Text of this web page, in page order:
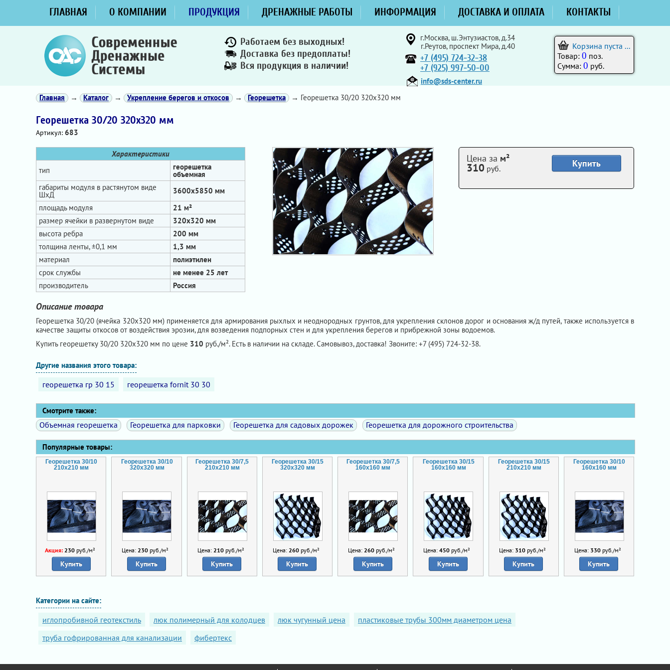
ГЛАВНАЯ О КОМПАНИИ ПРОДУКЦИЯ ДРЕНАЖНЫЕ РАБОТЫ ИНФОРМАЦИЯ ДОСТАВКА И ОПЛАТА КОНТАКТЫ
Работаем без выходных!
Доставка без предоплаты!
Вся продукция в наличии!
г.Москва, ш.Энтузиастов, д.34
г.Реутов, проспект Мира, д.40
+7 (495) 724-32-38
+7 (925) 997-50-00
info@sds-center.ru
Корзина пуста ...
Товар: 0 поз.
Сумма: 0 руб.
Главная → Каталог → Укрепление берегов и откосов → Георешетка → Георешетка 30/20 320x320 мм
Георешетка 30/20 320x320 мм
Артикул: 683
Характеристики
тип
георешетка
объемная
габариты модуля в растянутом виде
ШхД
3600х5850 мм
площадь модуля
21 м²
размер ячейки в развернутом виде
320х320 мм
высота ребра
200 мм
толщина ленты, ±0,1 мм
1,3 мм
материал
полиэтилен
срок службы
не менее 25 лет
производитель
Россия
Купить
Цена за м²
310 руб.
Описание товара
Георешетка 30/20 (ячейка 320х320 мм) применяется для армирования рыхлых и неоднородных грунтов, для укрепления склонов дорог и основания ж/д путей, также используется в
качестве защиты откосов от воздействия эрозии, для возведения подпорных стен и для укрепления берегов и прибрежной зоны водоемов.
Купить георешетку 30/20 320х320 мм по цене 310 руб./м². Есть в наличии на складе. Самовывоз, доставка! Звоните: +7 (495) 724-32-38.
Другие названия этого товара:
георешетка гр 30 15 георешетка fornit 30 30
Смотрите также:
Объемная георешетка Георешетка для парковки Георешетка для садовых дорожек Георешетка для дорожного строительства
Популярные товары:
Георешетка 30/10
210x210 мм
Акция: 230руб./м²
Купить
Георешетка 30/10
320x320 мм
Цена:230 руб./м²
Купить
Георешетка 30/7,5
210x210 мм
Цена: 210руб./м²
Купить
Георешетка 30/15
320x320 мм
Цена: 260руб./м²
Купить
Георешетка 30/7,5
160x160 мм
Цена:260 руб./м²
Купить
Георешетка 30/15
160x160 мм
Цена:450 руб./м²
Купить
Георешетка 30/15
210x210 мм
Цена: 310руб./м²
Купить
Георешетка 30/10
160x160 мм
Цена: 330руб./м²
Купить
Категории на сайте:
иглопробивной геотекстиль люк полимерный для колодцев люк чугунный цена
пластиковые трубы 300мм диаметром цена
труба гофрированная для канализации
фибертекс